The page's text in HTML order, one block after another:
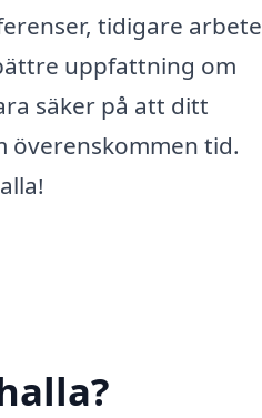
tidigare arbete
uppfattning om
säker på att ditt
överenskommen tid.